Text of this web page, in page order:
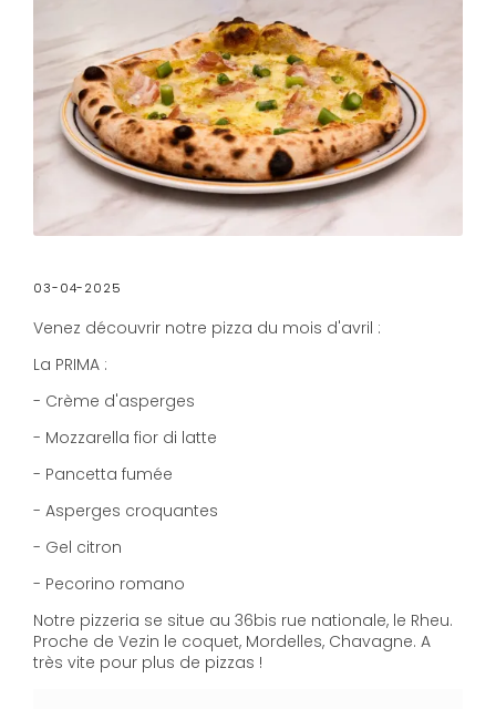
03-04-2025
Venez découvrir notre pizza du mois d'avril :
La PRIMA :
- Crème d'asperges
- Mozzarella fior di latte
- Pancetta fumée
- Asperges croquantes
- Gel citron
- Pecorino romano
Notre pizzeria se situe au 36bis rue nationale, le Rheu.
Proche de Vezin le coquet, Mordelles, Chavagne. A
très vite pour plus de pizzas !